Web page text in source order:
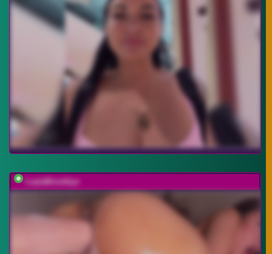
LeylaBrooklyn